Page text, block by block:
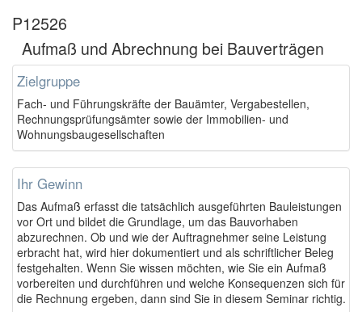
P12526
Aufmaß und Abrechnung bei Bauverträgen
Zielgruppe
Fach- und Führungskräfte der Bauämter, Vergabestellen,
Rechnungsprüfungsämter sowie der Immobilien- und
Wohnungsbaugesellschaften
Ihr Gewinn
Das Aufmaß erfasst die tatsächlich ausgeführten Bauleistungen
vor Ort und bildet die Grundlage, um das Bauvorhaben
abzurechnen. Ob und wie der Auftragnehmer seine Leistung
erbracht hat, wird hier dokumentiert und als schriftlicher Beleg
festgehalten. Wenn Sie wissen möchten, wie Sie ein Aufmaß
vorbereiten und durchführen und welche Konsequenzen sich für
die Rechnung ergeben, dann sind Sie in diesem Seminar richtig.